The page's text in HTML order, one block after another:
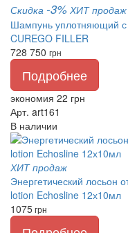
Скидка -3% ХИТ продаж
Шампунь уплотняющий с
CUREGO FILLER
728 750 грн
Подробнее
экономия 22 грн
Арт. art161
В наличии
ХИТ продаж
Энергетический лосьон
lotion Echosline 12х10мл
1075грн